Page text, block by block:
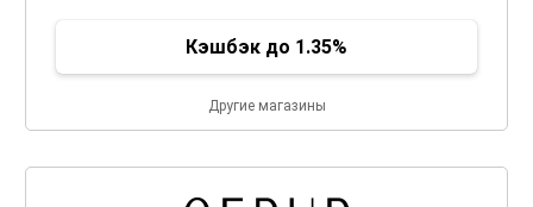
Кэшбэк до 1.35%
Другие магазины